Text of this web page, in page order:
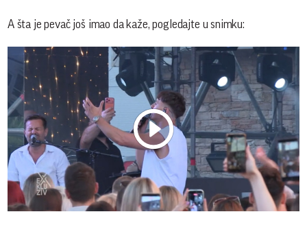
A šta je pevač još imao da kaže, pogledajte u snimku:
Play